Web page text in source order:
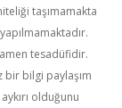
taşımamakta
tesadüfidir.
bir bilgi paylaşım
olduğunu